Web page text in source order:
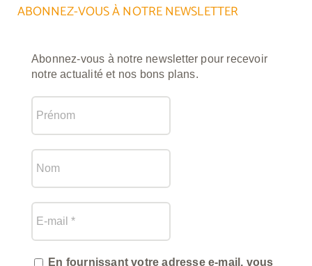
ABONNEZ-VOUS À NOTRE NEWSLETTER
Abonnez-vous à notre newsletter pour recevoir
notre actualité et nos bons plans.
En fournissant votre adresse e-mail, vous